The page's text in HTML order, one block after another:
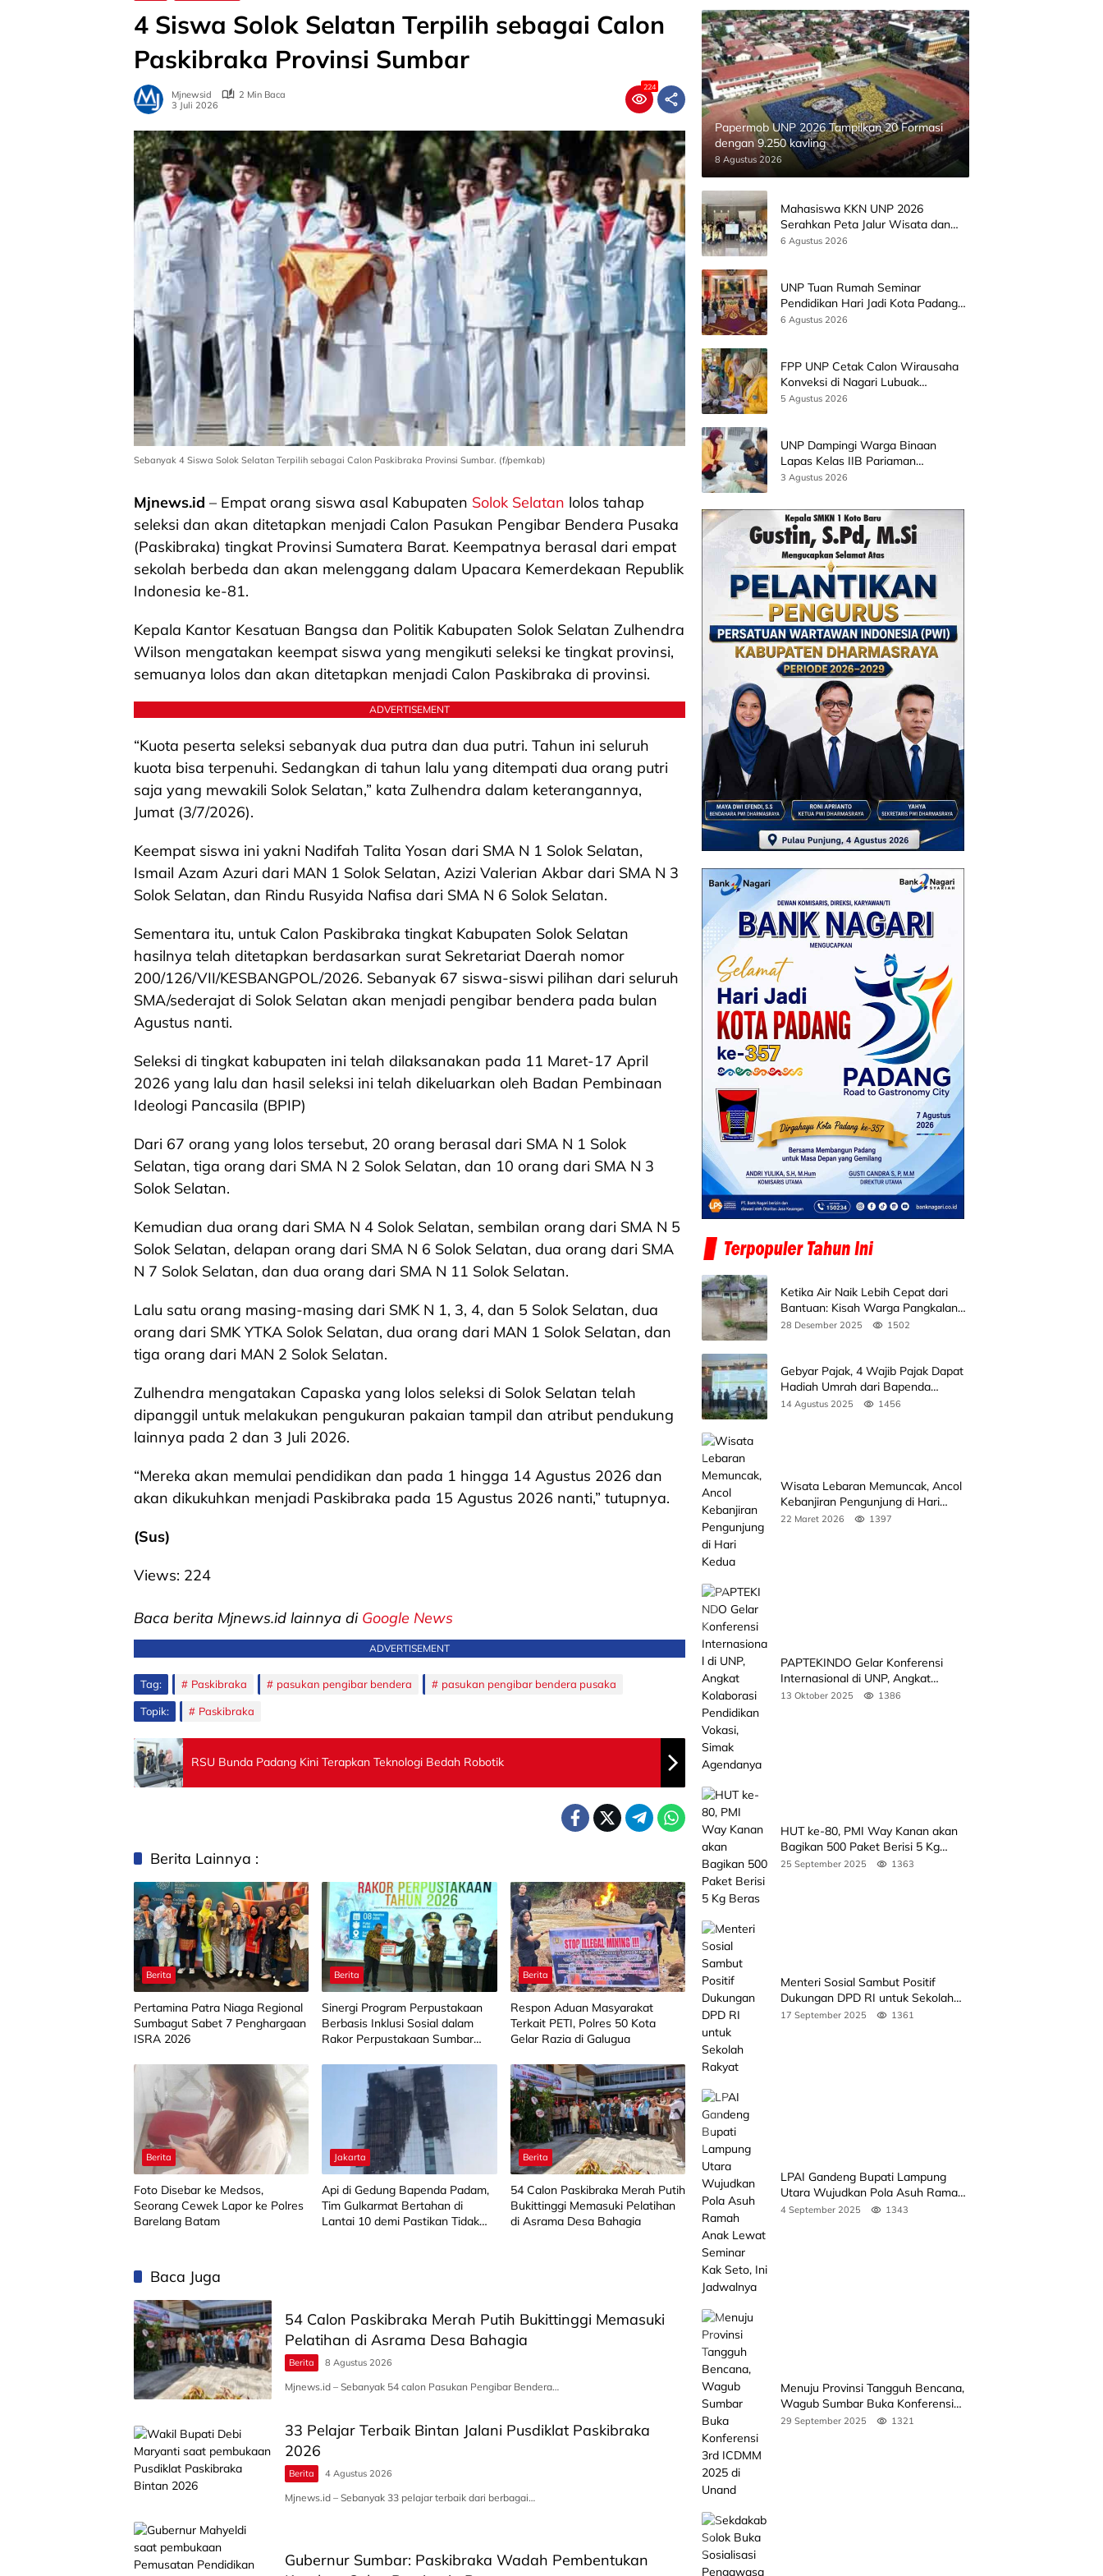
4 Siswa Solok Selatan Terpilih sebagai Calon
Paskibraka Provinsi Sumbar
Mjnewsid
2 Min Baca
3 Juli 2026
224
Sebanyak 4 Siswa Solok Selatan Terpilih sebagai Calon Paskibraka Provinsi Sumbar. (f/pemkab)
Mjnews.id – Empat orang siswa asal Kabupaten Solok Selatan lolos tahap
seleksi dan akan ditetapkan menjadi Calon Pasukan Pengibar Bendera Pusaka
(Paskibraka) tingkat Provinsi Sumatera Barat. Keempatnya berasal dari empat
sekolah berbeda dan akan melenggang dalam Upacara Kemerdekaan Republik
Indonesia ke-81.
Kepala Kantor Kesatuan Bangsa dan Politik Kabupaten Solok Selatan Zulhendra
Wilson mengatakan keempat siswa yang mengikuti seleksi ke tingkat provinsi,
semuanya lolos dan akan ditetapkan menjadi Calon Paskibraka di provinsi.
ADVERTISEMENT
“Kuota peserta seleksi sebanyak dua putra dan dua putri. Tahun ini seluruh
kuota bisa terpenuhi. Sedangkan di tahun lalu yang ditempati dua orang putri
saja yang mewakili Solok Selatan,” kata Zulhendra dalam keterangannya,
Jumat (3/7/2026).
Keempat siswa ini yakni Nadifah Talita Yosan dari SMA N 1 Solok Selatan,
Ismail Azam Azuri dari MAN 1 Solok Selatan, Azizi Valerian Akbar dari SMA N 3
Solok Selatan, dan Rindu Rusyida Nafisa dari SMA N 6 Solok Selatan.
Sementara itu, untuk Calon Paskibraka tingkat Kabupaten Solok Selatan
hasilnya telah ditetapkan berdasarkan surat Sekretariat Daerah nomor
200/126/VII/KESBANGPOL/2026. Sebanyak 67 siswa-siswi pilihan dari seluruh
SMA/sederajat di Solok Selatan akan menjadi pengibar bendera pada bulan
Agustus nanti.
Seleksi di tingkat kabupaten ini telah dilaksanakan pada 11 Maret-17 April
2026 yang lalu dan hasil seleksi ini telah dikeluarkan oleh Badan Pembinaan
Ideologi Pancasila (BPIP)
Dari 67 orang yang lolos tersebut, 20 orang berasal dari SMA N 1 Solok
Selatan, tiga orang dari SMA N 2 Solok Selatan, dan 10 orang dari SMA N 3
Solok Selatan.
Kemudian dua orang dari SMA N 4 Solok Selatan, sembilan orang dari SMA N 5
Solok Selatan, delapan orang dari SMA N 6 Solok Selatan, dua orang dari SMA
N 7 Solok Selatan, dan dua orang dari SMA N 11 Solok Selatan.
Lalu satu orang masing-masing dari SMK N 1, 3, 4, dan 5 Solok Selatan, dua
orang dari SMK YTKA Solok Selatan, dua orang dari MAN 1 Solok Selatan, dan
tiga orang dari MAN 2 Solok Selatan.
Zulhendra mengatakan Capaska yang lolos seleksi di Solok Selatan telah
dipanggil untuk melakukan pengukuran pakaian tampil dan atribut pendukung
lainnya pada 2 dan 3 Juli 2026.
“Mereka akan memulai pendidikan dan pada 1 hingga 14 Agustus 2026 dan
akan dikukuhkan menjadi Paskibraka pada 15 Agustus 2026 nanti,” tutupnya.
(Sus)
Views: 224
Baca berita Mjnews.id lainnya di Google News
ADVERTISEMENT
Tag: Paskibraka pasukan pengibar bendera pasukan pengibar bendera pusaka
Topik: Paskibraka
RSU Bunda Padang Kini Terapkan Teknologi Bedah Robotik
Berita Lainnya :
Berita
Pertamina Patra Niaga Regional
Sumbagut Sabet 7 Penghargaan
ISRA 2026
Berita
Sinergi Program Perpustakaan
Berbasis Inklusi Sosial dalam
Rakor Perpustakaan Sumbar
Berita
Respon Aduan Masyarakat
Terkait PETI, Polres 50 Kota
Gelar Razia di Galugua
Berita
Foto Disebar ke Medsos,
Seorang Cewek Lapor ke Polres
Barelang Batam
Jakarta
Api di Gedung Bapenda Padam,
Tim Gulkarmat Bertahan di
Lantai 10 demi Pastikan Tidak
Berita
‎54 Calon Paskibraka Merah Putih
Bukittinggi Memasuki Pelatihan
di Asrama Desa Bahagia
Baca Juga
‎54 Calon Paskibraka Merah Putih Bukittinggi Memasuki
Pelatihan di Asrama Desa Bahagia
Berita 8 Agustus 2026
Mjnews.id – ‎Sebanyak 54 calon Pasukan Pengibar Bendera…
33 Pelajar Terbaik Bintan Jalani Pusdiklat Paskibraka
2026
Berita 4 Agustus 2026
Mjnews.id – Sebanyak 33 pelajar terbaik dari berbagai…
Gubernur Sumbar: Paskibraka Wadah Pembentukan
Papermob UNP 2026 Tampilkan 20 Formasi
dengan 9.250 kavling
8 Agustus 2026
Mahasiswa KKN UNP 2026
Serahkan Peta Jalur Wisata dan
Peta Administrasi Nagari
6 Agustus 2026
UNP Tuan Rumah Seminar
Pendidikan Hari Jadi Kota Padang
Bersama Wamen Diktisainstek dan
6 Agustus 2026
FPP UNP Cetak Calon Wirausaha
Konveksi di Nagari Lubuak
Batingkok Limapuluh Kota
5 Agustus 2026
UNP Dampingi Warga Binaan
Lapas Kelas IIB Pariaman
Kembangkan Produk Kreatif
3 Agustus 2026
Ketika Air Naik Lebih Cepat dari
Bantuan: Kisah Warga Pangkalan
Koto Baru Bertahan di Tengah
28 Desember 2025 1502
Gebyar Pajak, 4 Wajib Pajak Dapat
Hadiah Umrah dari Bapenda
Sumbar
14 Agustus 2025 1456
Wisata Lebaran Memuncak, Ancol
Kebanjiran Pengunjung di Hari
Kedua
22 Maret 2026 1397
PAPTEKINDO Gelar Konferensi
Internasional di UNP, Angkat
Kolaborasi Pendidikan Vokasi,
13 Oktober 2025 1386
HUT ke-80, PMI Way Kanan akan
Bagikan 500 Paket Berisi 5 Kg
Beras
25 September 2025 1363
Menteri Sosial Sambut Positif
Dukungan DPD RI untuk Sekolah
Rakyat
17 September 2025 1361
LPAI Gandeng Bupati Lampung
Utara Wujudkan Pola Asuh Ramah
Anak Lewat Seminar Kak Seto, Ini
4 September 2025 1343
Menuju Provinsi Tangguh Bencana,
Wagub Sumbar Buka Konferensi
3rd ICDMM 2025 di Unand
29 September 2025 1321